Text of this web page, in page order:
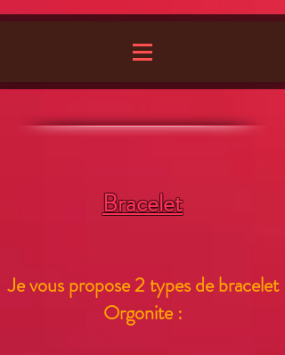
Bracelet
Je vous propose 2 types de bracelet
Orgonite :